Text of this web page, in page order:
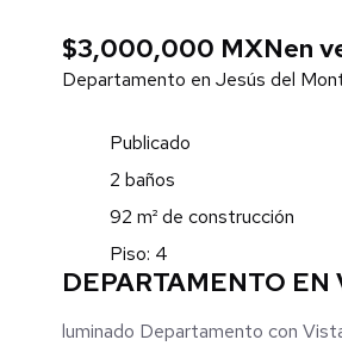
$3,000,000 MXNen
Departamento en Jesús del
Publicado
2 baños
92 m² de construcción
Piso: 4
DEPARTAMENTO
luminado Departamento con